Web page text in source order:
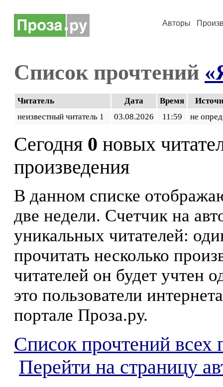
Авторы
Список прочтений
Читатель Дата Время
неизвестный читатель 1
03.08.2026 11:59 не
Сегодня 0 новых
произведения
В данном списке
две недели. Счетчик на
уникальных читателей:
прочитать несколько
читателей он будет учтен
это пользователи
портале Проза.ру.
Список прочтений всех
Перейти на страницу